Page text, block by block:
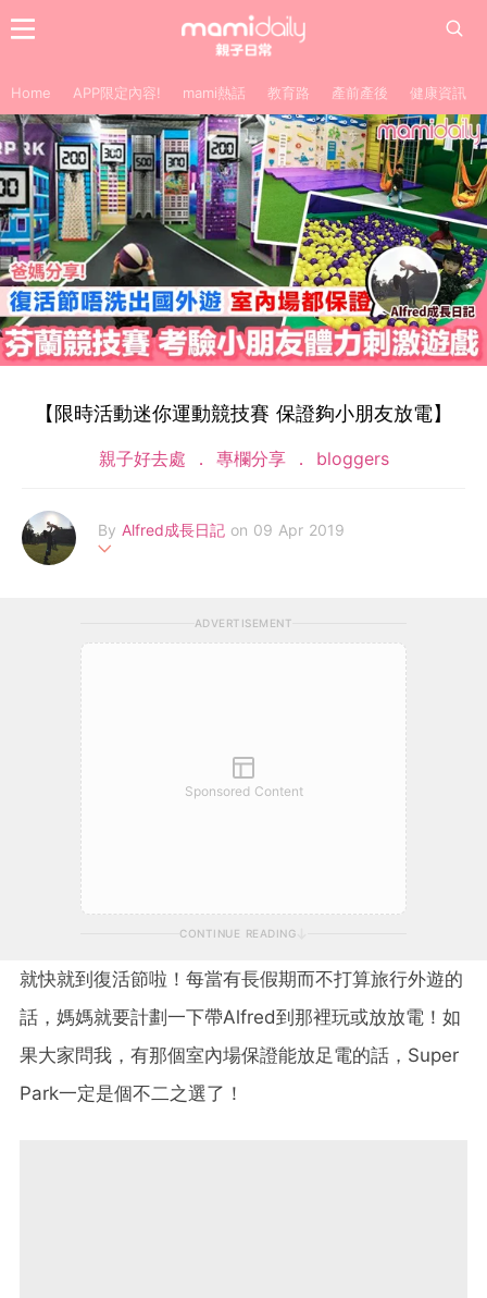
Home APP限定內容! mami熱話 教育路 產前產後 健康資訊
【限時活動迷你運動競技賽 保證夠小朋友放電】
親子好去處 專欄分享 bloggers
By Alfred成長日記 on 09 Apr 2019
Facebook: https://m.facebook.com/AllAboutAlfred/
ADVERTISEMENT
Sponsored Content
CONTINUE READING
就快就到復活節啦！每當有長假期而不打算旅行外遊的
話，媽媽就要計劃一下帶Alfred到那裡玩或放放電！如
果大家問我，有那個室內場保證能放足電的話，Super
Park一定是個不二之選了！